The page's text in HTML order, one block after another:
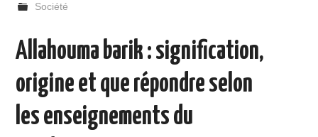
Société
Allahouma barik : signification,
origine et que répondre selon
les enseignements du